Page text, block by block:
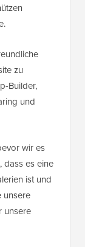
zu
Builder,
und
wir es
dass es eine
ist und
unsere
unsere